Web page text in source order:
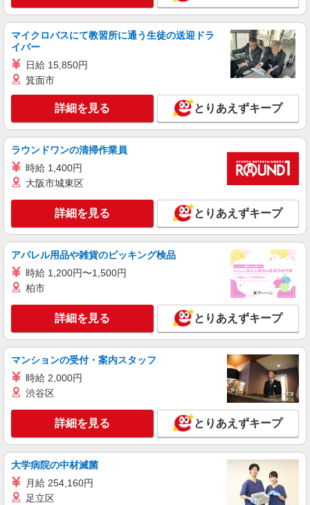
マイクロバスにて教習所に通う生徒の送迎ドラ
イバー
日給 15,850円
箕面市
詳細を見る とりあえずキープ
ラウンドワンの清掃作業員
時給 1,400円
大阪市城東区
詳細を見る とりあえずキープ
アパレル用品や雑貨のピッキング検品
時給 1,200円〜1,500円
柏市
詳細を見る とりあえずキープ
マンションの受付・案内スタッフ
時給 2,000円
渋谷区
詳細を見る とりあえずキープ
大学病院の中材滅菌
月給 254,160円
足立区